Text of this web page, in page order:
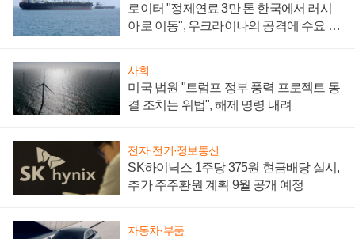
로이터 "정제연료 3만 톤 한국에서 러시
아로 이동", 우크라이나의 공격에 수요 늘
사회
미국 법원 "트럼프 정부 풍력 프로젝트 동
결 조치는 위법", 해제 명령 내려
전자·전기·정보통신
SK하이닉스 1주당 375원 현금배당 실시,
추가 주주환원 계획 9월 공개 예정
자동차·부품